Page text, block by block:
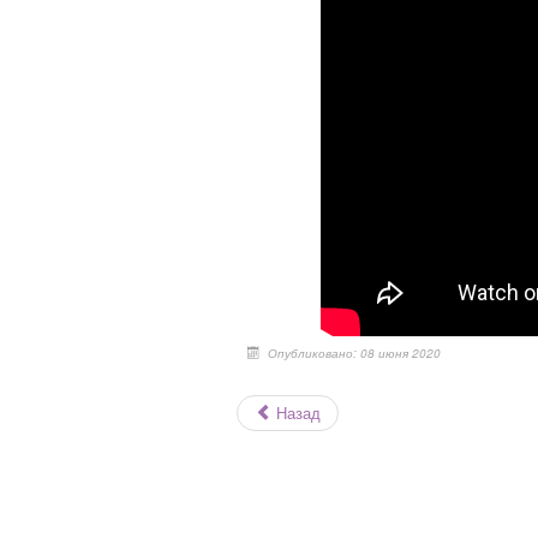
Опубликовано: 08 июня 2020
Назад